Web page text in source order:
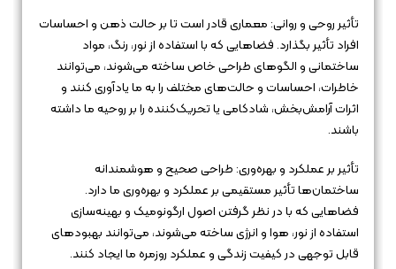
تأثیر روحی و روانی: معماری قادر است تا بر حالت ذهن و احساسات
افراد تأثیر بگذارد. فضاهایی که با استفاده از نور، رنگ، مواد
ساختمانی و الگوهای طراحی خاص ساخته می‌شوند، می‌توانند
خاطرات، احساسات و حالت‌های مختلف را به ما یادآوری کنند و
اثرات آرامش‌بخش، شادکامی یا تحریک‌کننده را بر روحیه ما داشته
باشند.
تأثیر بر عملکرد و بهره‌وری: طراحی صحیح و هوشمندانه
ساختمان‌ها تأثیر مستقیمی بر عملکرد و بهره‌وری ما دارد.
فضاهایی که با در نظر گرفتن اصول ارگونومیک و بهینه‌سازی
استفاده از نور، هوا و انرژی ساخته می‌شوند، می‌توانند بهبودهای
قابل توجهی در کیفیت زندگی و عملکرد روزمره ما ایجاد کنند.